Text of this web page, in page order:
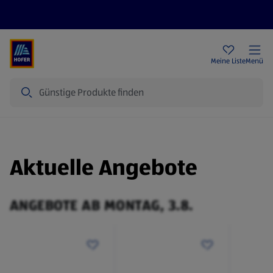
Meine ListeMenü
Aktuelle Angebote
ANGEBOTE AB MONTAG, 3.8.